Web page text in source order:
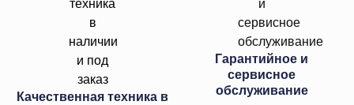
Качественная техника в
Гарантийное и
сервисное
обслуживание